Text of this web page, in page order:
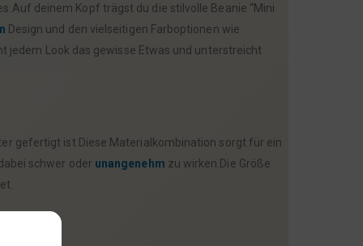
deinem Kopf trägst du die stilvolle Beanie “Mini
Design und den vielseitigen Farboptionen wie
jedem Look das gewisse Etwas und unterstreicht
gefertigt ist.Diese Materialkombination sorgt für ein
schwer oder unangenehm zu wirken.Die Größe